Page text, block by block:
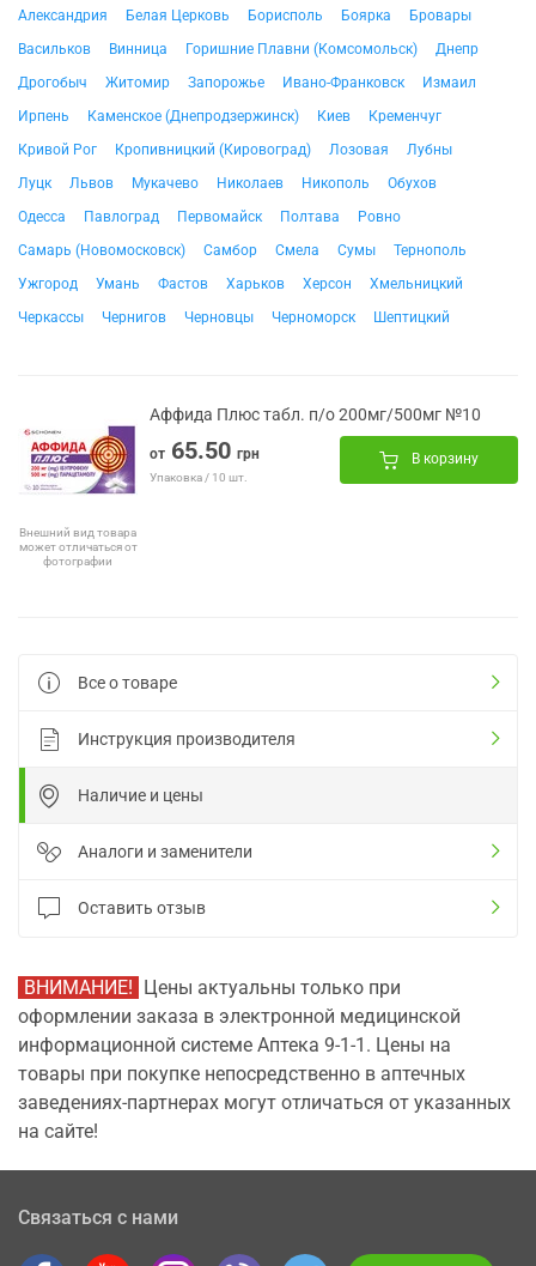
Александрия Белая Церковь Борисполь Боярка
Бровары
Васильков
Винница Горишние Плавни (Комсомольск)
Днепр
Дрогобыч
Житомир Запорожье Ивано-Франковск
Измаил
Ирпень
Каменское (Днепродзержинск) Киев
Кременчуг
Кривой Рог
Кропивницкий (Кировоград) Лозовая
Лубны
Луцк
Львов Мукачево Николаев Никополь
Обухов
Одесса
Павлоград Первомайск Полтава
Ровно
Самарь (Новомосковск)
Самбор Смела Сумы
Тернополь
Ужгород
Умань Фастов Харьков Херсон
Хмельницкий
Черкассы
Чернигов Черновцы Черноморск Шептицкий
Внешний вид товара
может отличаться от
фотографии
Аффида Плюс табл. п/о 200мг/500мг №10
от 65.50 грн
Упаковка / 10 шт.
В корзину
Все о товаре
Инструкция производителя
Наличие и цены
Аналоги и заменители
Оставить отзыв
ВНИМАНИЕ! Цены актуальны только при
оформлении заказа в электронной медицинской
информационной системе Аптека 9-1-1. Цены на
товары при покупке непосредственно в аптечных
заведениях-партнерах могут отличаться от указанных
на сайте!
Связаться с нами